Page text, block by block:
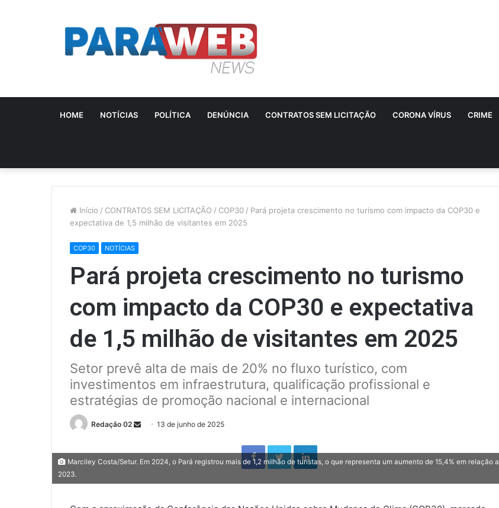
HOME NOTÍCIAS POLÍTICA DENÚNCIA CONTRATOS SEM LICITAÇÃO CORONA VÍRUS CRIME
Início / CONTRATOS SEM LICITAÇÃO / COP30 / Pará projeta crescimento no turismo com impacto da COP30 e
expectativa de 1,5 milhão de visitantes em 2025
COP30 NOTÍCIAS
Pará projeta crescimento no turismo
com impacto da COP30 e expectativa
de 1,5 milhão de visitantes em 2025
Setor prevê alta de mais de 20% no fluxo turístico, com
investimentos em infraestrutura, qualificação profissional e
estratégias de promoção nacional e internacional
Redação 02
Send
email
13 de junho de 2025
FacebookTwitterLinkedin
Marciley Costa/Setur. Em 2024, o Pará registrou mais de 1,2 milhão de turistas, o que representa um aumento de 15,4% em relação a
2023.